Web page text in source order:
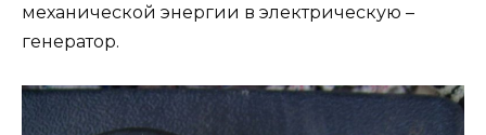
механической энергии в электрическую –
генератор.